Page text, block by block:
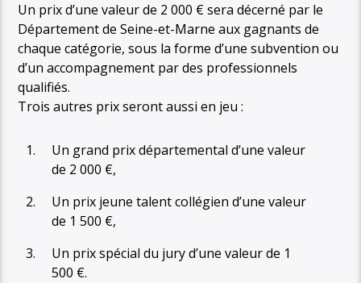
Un prix d’une valeur de 2 000 € sera décerné par le
Département de Seine-et-Marne aux gagnants de
chaque catégorie, sous la forme d’une subvention ou
d’un accompagnement par des professionnels
qualifiés.
Trois autres prix seront aussi en jeu :
Un grand prix départemental d’une valeur
de 2 000 €,
Un prix jeune talent collégien d’une valeur
de 1 500 €,
Un prix spécial du jury d’une valeur de 1
500 €.